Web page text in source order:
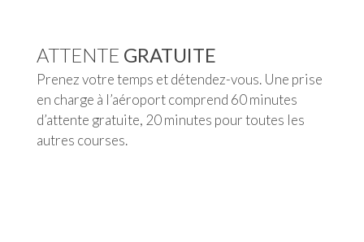
ATTENTE GRATUITE
Prenez votre temps et détendez-vous. Une prise
en charge à l’aéroport comprend 60 minutes
d’attente gratuite, 20 minutes pour toutes les
autres courses.